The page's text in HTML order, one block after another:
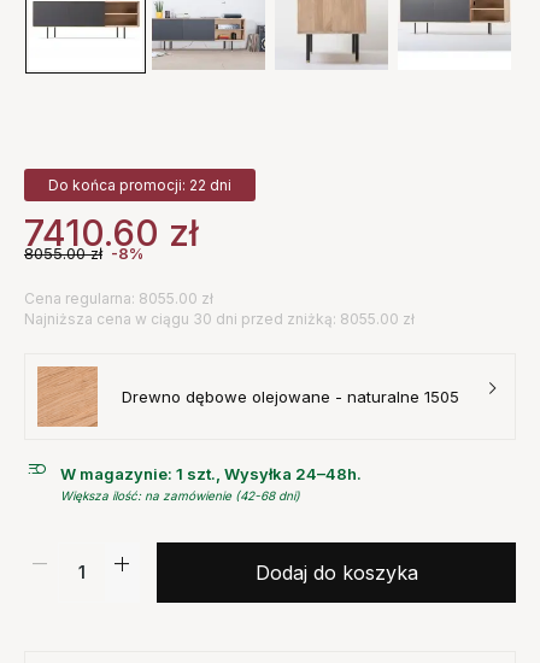
Do końca promocji: 22 dni
7410.60 zł
8055.00zł -8%
Cena regularna: 8055.00 zł
Najniższa cena w ciągu 30 dni przed zniżką: 8055.00 zł
Drewno dębowe olejowane - naturalne 1505
W magazynie: 1 szt., Wysyłka 24–48h.
Większa ilość: na zamówienie (42-68 dni)
Dodaj do koszyka